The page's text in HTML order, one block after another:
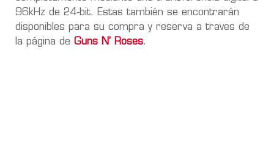
96kHz de 24-bit. Estas también se encontrarán
disponibles para su compra y reserva a traves de
la página de Guns N’ Roses.